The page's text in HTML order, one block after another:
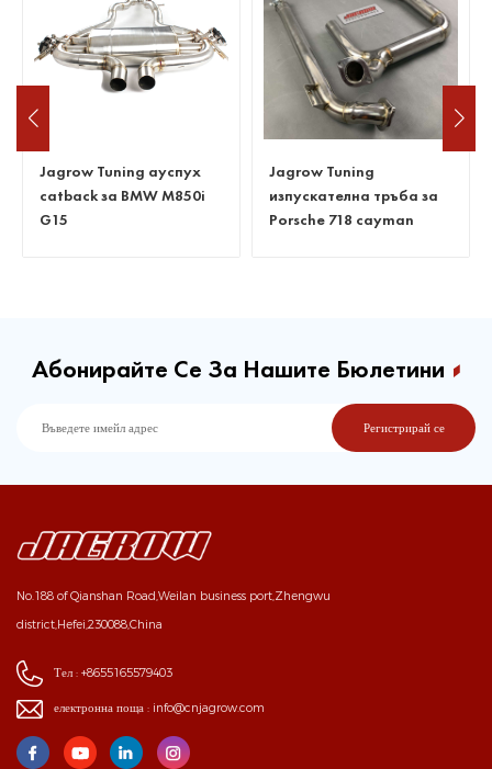
Jagrow Tuning
изпускателна тръба за
Porsche 718 cayman
Изпускателна тръба без
котка за Benz C63 W205
Абонирайте Се За Нашите Бюлетини
No.188 of Qianshan Road,Weilan business port,Zhengwu
district,Hefei,230088,China
Тел : +8655165579403
електронна поща : info@cnjagrow.com